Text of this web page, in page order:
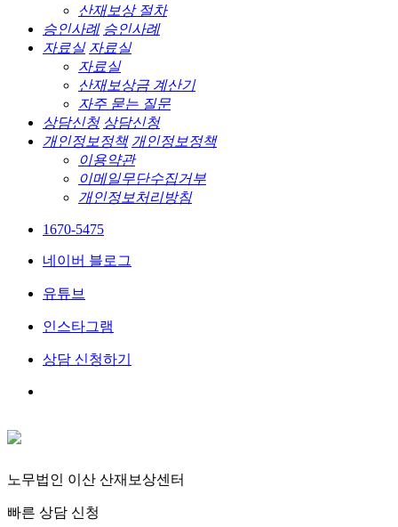
산재보상 절차
승인사례 승인사례
자료실 자료실
자료실
산재보상금 계산기
자주 묻는 질문
상담신청 상담신청
개인정보정책 개인정보정책
이용약관
이메일무단수집거부
개인정보처리방침
1670-5475
네이버 블로그
유튜브
인스타그램
상담 신청하기
노무법인 이산 산재보상센터
빠른 상담 신청